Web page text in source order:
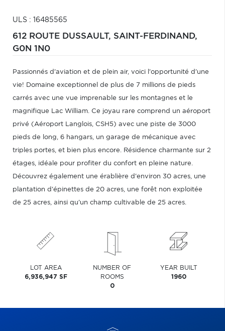
ULS : 16485565
612 ROUTE DUSSAULT, SAINT-FERDINAND,
G0N 1N0
Passionnés d'aviation et de plein air, voici l'opportunité d'une
vie! Domaine exceptionnel de plus de 7 millions de pieds
carrés avec une vue imprenable sur les montagnes et le
magnifique Lac William. Ce joyau rare comprend un aéroport
privé (Aéroport Langlois, CSH5) avec une piste de 3000
pieds de long, 6 hangars, un garage de mécanique avec
triples portes, et bien plus encore. Résidence charmante sur 2
étages, idéale pour profiter du confort en pleine nature.
Découvrez également une érablière d'environ 30 acres, une
plantation d'épinettes de 20 acres, une forêt non exploitée
de 25 acres, ainsi qu'un champ cultivable de 25 acres.
LOT AREA
6,936,947 SF
NUMBER OF
ROOMS
0
YEAR BUILT
1960